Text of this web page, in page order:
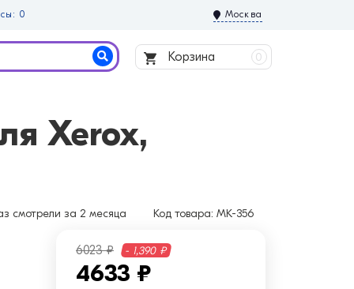
0 Москва
Корзина 0
Xerox,
смотрели за 2 месяца Код товара: MK-356
6023 ₽ - 1,390 ₽
4633 ₽